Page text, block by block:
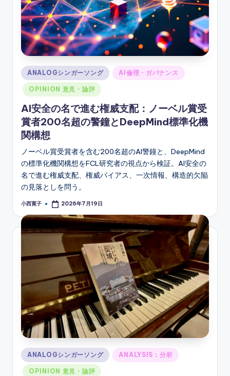
Posted
in
ANALOGシンガーソング AI倫理・ガバナンス
OPINION 意見・論評
AI安全の名で進む権威支配：ノーベル賞受
賞者200名超の警鐘とDeepMind標準化機
関構想
ノーベル賞受賞者を含む200名超のAI警鐘と、DeepMind
の標準化機関構想をFCL研究者の視点から検証。AI安全の
名で進む権威支配、権威バイアス、一次情報、構造的欠陥
の見落としを問う。
Posted
小西寛子 2026年7月19日
Posted
in
ANALOGシンガーソング ANALYSIS：分析
OPINION 意見・論評